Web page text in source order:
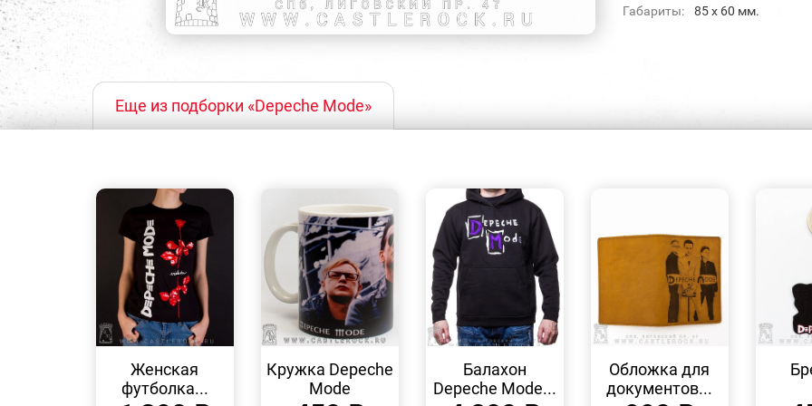
Габариты:
85 х 60 мм.
Еще из подборки «Depeche Mode»
Женская
футболка...
ПРОСМОТР
Кружка Depeche
Mode
Балахон
Depeche Mode...
Обложка для
документов...